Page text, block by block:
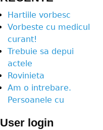
Hartiile vorbesc
Vorbeste cu medicul
curant!
Trebuie sa depui
actele
Rovinieta
Am o intrebare.
Persoanele cu
User login